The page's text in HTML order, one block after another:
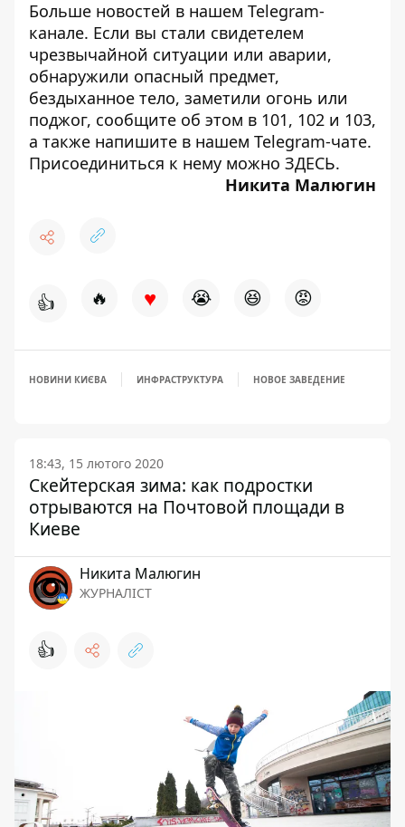
Больше новостей в нашем Telegram-
канале. Если вы стали свидетелем
чрезвычайной ситуации или аварии,
обнаружили опасный предмет,
бездыханное тело, заметили огонь или
поджог, сообщите об этом в 101, 102 и 103,
а также напишите в нашем Telegram-чате.
Присоединиться к нему можно ЗДЕСЬ.
Никита Малюгин
👍 🔥 ♥ 😭 😆 😡
НОВИНИ КИЄВА ИНФРАСТРУКТУРА НОВОЕ ЗАВЕДЕНИЕ
18:43, 15 лютого 2020
Скейтерская зима: как подростки
отрываются на Почтовой площади в
Киеве
Никита Малюгин
ЖУРНАЛІСТ
👍